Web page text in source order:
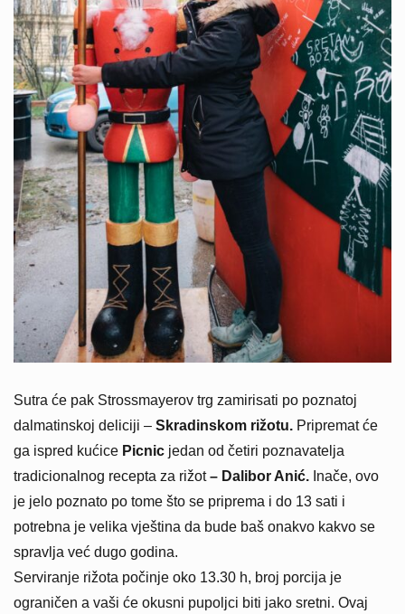
Sutra će pak Strossmayerov trg zamirisati po poznatoj
dalmatinskoj deliciji – Skradinskom rižotu. Pripremat će
ga ispred kućice Picnic jedan od četiri poznavatelja
tradicionalnog recepta za rižot– Dalibor Anić. Inače, ovo
je jelo poznato po tome što se priprema i do 13 sati i
potrebna je velika vještina da bude baš onakvo kakvo se
spravlja već dugo godina.
Serviranje rižota počinje oko 13.30 h, broj porcija je
ograničen a vaši će okusni pupoljci biti jako sretni. Ovaj